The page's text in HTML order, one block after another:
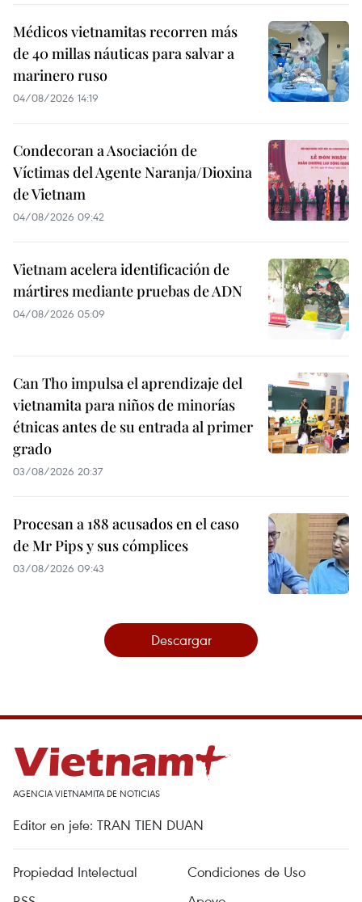
Médicos vietnamitas recorren más
de 40 millas náuticas para salvar a
marinero ruso
04/08/2026 14:19
Condecoran a Asociación de
Víctimas del Agente Naranja/Dioxina
de Vietnam
04/08/2026 09:42
Vietnam acelera identificación de
mártires mediante pruebas de ADN
04/08/2026 05:09
Can Tho impulsa el aprendizaje del
vietnamita para niños de minorías
étnicas antes de su entrada al primer
grado
03/08/2026 20:37
Procesan a 188 acusados en el caso
de Mr Pips y sus cómplices
03/08/2026 09:43
Descargar
AGENCIA VIETNAMITA DE NOTICIAS
Editor en jefe: TRAN TIEN DUAN
Propiedad Intelectual
Condiciones de Uso